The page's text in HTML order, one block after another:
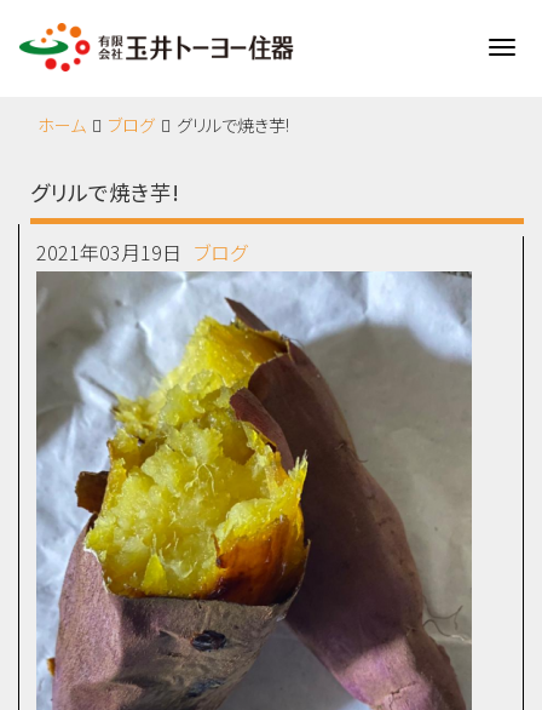
ホーム ブログ グリルで焼き芋!
グリルで焼き芋!
2021年03月19日 ブログ